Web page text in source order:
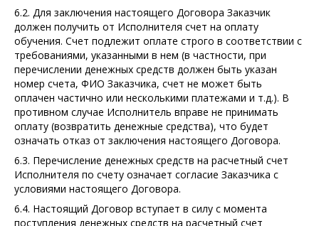
6.2. Для заключения настоящего Договора Заказчик
должен получить от Исполнителя счет на оплату
обучения. Счет подлежит оплате строго в соответствии с
требованиями, указанными в нем (в частности, при
перечислении денежных средств должен быть указан
номер счета, ФИО Заказчика, счет не может быть
оплачен частично или несколькими платежами и т.д.). В
противном случае Исполнитель вправе не принимать
оплату (возвратить денежные средства), что будет
означать отказ от заключения настоящего Договора.
6.3. Перечисление денежных средств на расчетный счет
Исполнителя по счету означает согласие Заказчика с
условиями настоящего Договора.
6.4. Настоящий Договор вступает в силу с момента
поступления денежных средств на расчетный счет